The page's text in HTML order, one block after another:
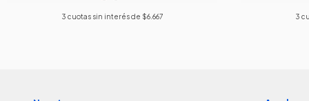
3 cuotas sin interés de $6.667 3